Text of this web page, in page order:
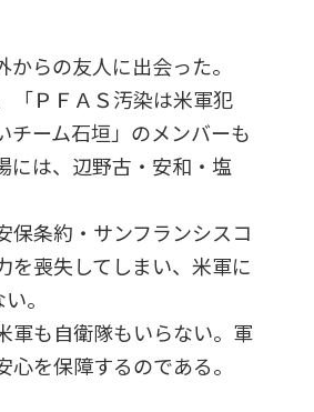
らの友人に出会った。
「ＰＦＡＳ汚染は米軍犯
チーム石垣」のメンバーも
には、辺野古・安和・塩
条約・サンフランシスコ
を喪失してしまい、米軍に
。
軍も自衛隊もいらない。軍
を保障するのである。